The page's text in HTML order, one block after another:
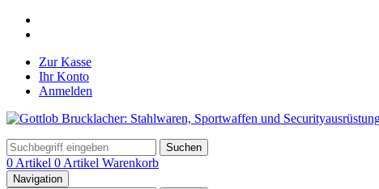
Zur Kasse
Ihr Konto
Anmelden
Suchen
0 Artikel 0 Artikel Warenkorb
Navigation